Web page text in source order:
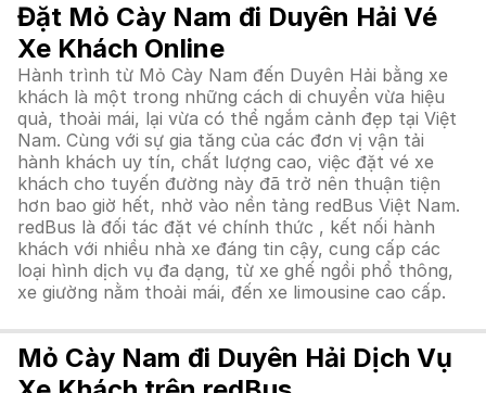
Đặt Mỏ Cày Nam đi Duyên Hải Vé
Xe Khách Online
Hành trình từ Mỏ Cày Nam đến Duyên Hải bằng xe
khách là một trong những cách di chuyển vừa hiệu
quả, thoải mái, lại vừa có thể ngắm cảnh đẹp tại Việt
Nam. Cùng với sự gia tăng của các đơn vị vận tải
hành khách uy tín, chất lượng cao, việc đặt vé xe
khách cho tuyến đường này đã trở nên thuận tiện
hơn bao giờ hết, nhờ vào nền tảng redBus Việt Nam.
redBus là đối tác đặt vé chính thức , kết nối hành
khách với nhiều nhà xe đáng tin cậy, cung cấp các
loại hình dịch vụ đa dạng, từ xe ghế ngồi phổ thông,
xe giường nằm thoải mái, đến xe limousine cao cấp.
Mỏ Cày Nam đi Duyên Hải Dịch Vụ